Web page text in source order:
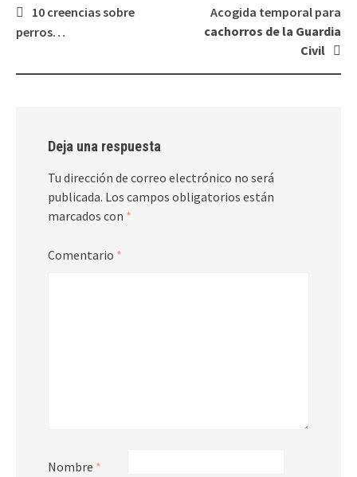
Navegación
de
10 creencias sobre
perros…
Acogida temporal para
cachorros de la Guardia
Civil
Deja una respuesta
Tu dirección de correo electrónico no será
publicada. Los campos obligatorios están
marcados con *
Comentario *
Nombre *